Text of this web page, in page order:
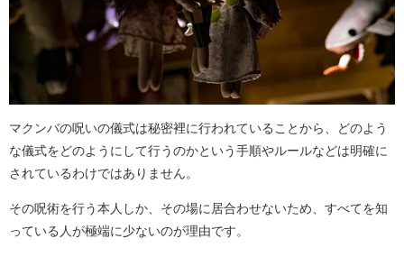
マクンバの呪いの儀式は秘密裡に行われていることから、どのよう
な儀式をどのようにして行うのかという手順やルールなどは明確に
されているわけではありません。
その呪術を行う本人しか、その場に居合わせないため、すべてを知
っている人が極端に少ないのが理由です。